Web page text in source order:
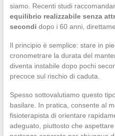
siamo. Recenti studi
equilibrio realizzabile senza
secondi dopo i 60 anni,
Il principio è semplice: stare in
cronometrare la durata del
diventa instabile dopo pochi
precoce sul rischio di caduta.
Spesso sottovalutiamo questo
basilare. In pratica, consente al
fisioterapista di orientare
adeguato, piuttosto che